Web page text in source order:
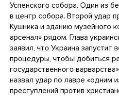
Успенского собора. Один из
в центр собора. Второй удар
Кушника и зданию музейного
арсенал» рядом. Глава
заявил, что Украина запустит
процедуры, чтобы добиться
государственного
назвал удар по лавре «одним
преступлений против